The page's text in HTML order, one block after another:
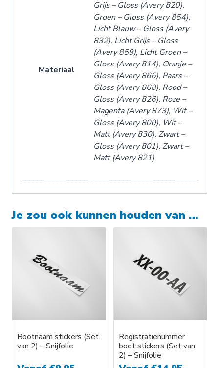
Materiaal
Grijs – Gloss (Avery 820),
Groen – Gloss (Avery 854),
Licht Blauw – Gloss (Avery
832), Licht Grijs – Gloss
(Avery 859), Licht Groen –
Gloss (Avery 814), Oranje –
Gloss (Avery 866), Paars –
Gloss (Avery 868), Rood –
Gloss (Avery 826), Roze –
Magenta (Avery 873), Wit –
Gloss (Avery 800), Wit –
Matt (Avery 830), Zwart –
Gloss (Avery 801), Zwart –
Matt (Avery 821)
Je zou ook kunnen houden van …
Bootnaam stickers (Set
van 2) – Snijfolie
Registratienummer
boot stickers (Set van
2) – Snijfolie